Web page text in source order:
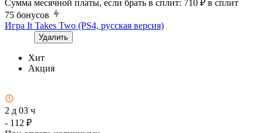
Сумма месячной платы, если брать в сплит: 710 ₽ в сплит
75 бонусов
Игра It Takes Two (PS4, русская версия)
Удалить
Хит
Акция
2 д 03 ч
- 112 ₽